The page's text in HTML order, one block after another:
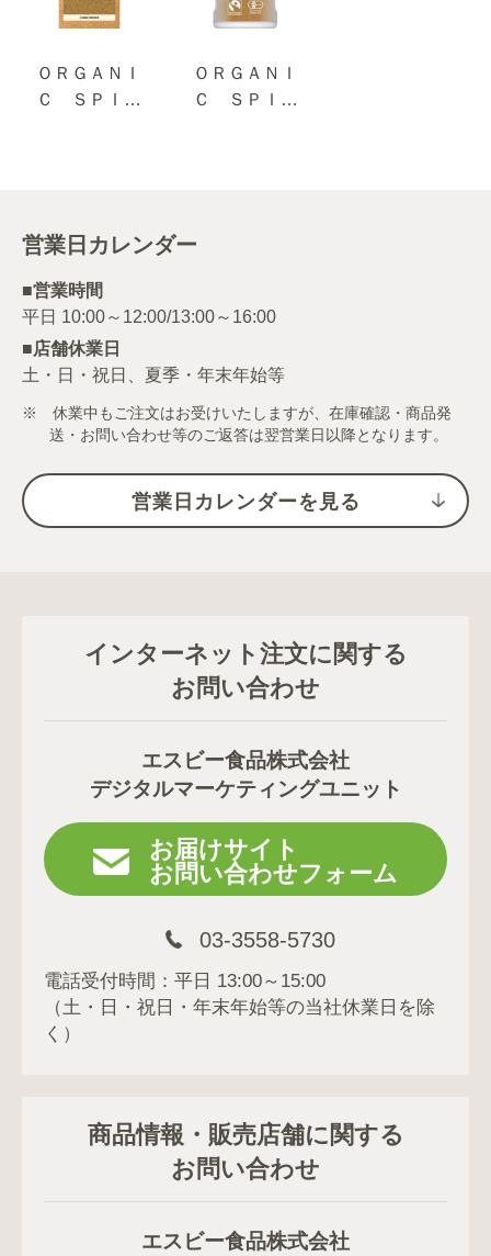
ＯＲＧＡＮＩ
Ｃ ＳＰＩＣ
ＯＲＧＡＮＩ
Ｃ ＳＰＩＣ
営業日カレンダー
■営業時間
■店舗休業日
土・日・祝日、夏季・年末年始等
※ 休業中もご注文はお受けいたしますが、在庫確認・商品発
送・お問い合わせ等のご返答は翌営業日以降となります。
営業日カレンダーを見る
インターネット注文に関する
お問い合わせ
エスビー食品株式会社
デジタルマーケティングユニット
お届けサイト
お問い合わせフォーム
03-3558-5730
電話受付時間：平日 13:00～15:00
（土・日・祝日・年末年始等の当社休業日を除
く）
商品情報・販売店舗に関する
お問い合わせ
エスビー食品株式会社